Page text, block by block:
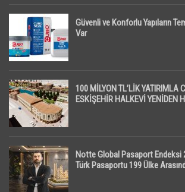
Güvenli ve Konforlu Yapıların
Var
100 MİLYON TL’LİK YATIRIMLA
ESKİŞEHİR HALKEVİ YENİDEN
Notte Global Pasaport Endeksi
Türk Pasaportu 199 Ülke